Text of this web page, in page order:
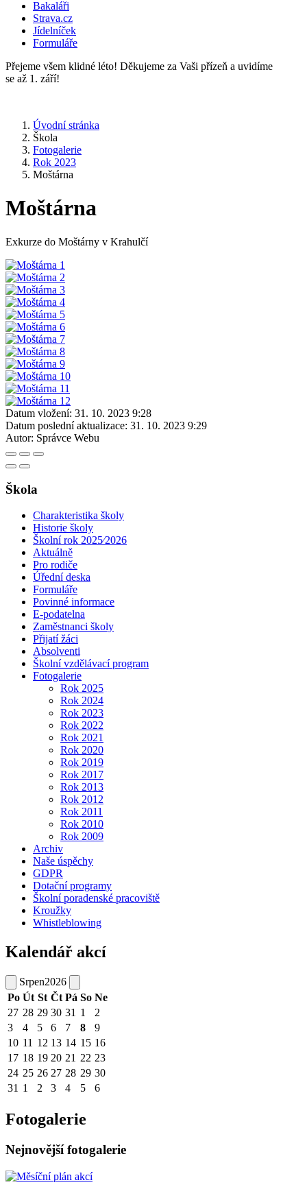
Bakaláři
Strava.cz
Jídelníček
Formuláře
Přejeme všem klidné léto! Děkujeme za Vaši přízeň a uvidíme
se až 1. září!
Úvodní stránka
Škola
Fotogalerie
Rok 2023
Moštárna
Moštárna
Exkurze do Moštárny v Krahulčí
Datum vložení: 31. 10. 2023 9:28
Datum poslední aktualizace: 31. 10. 2023 9:29
Autor: Správce Webu
Škola
Charakteristika školy
Historie školy
Školní rok 2025⁄2026
Aktuálně
Pro rodiče
Úřední deska
Formuláře
Povinné informace
E-podatelna
Zaměstnanci školy
Přijatí žáci
Absolventi
Školní vzdělávací program
Fotogalerie
Rok 2025
Rok 2024
Rok 2023
Rok 2022
Rok 2021
Rok 2020
Rok 2019
Rok 2017
Rok 2013
Rok 2012
Rok 2011
Rok 2010
Rok 2009
Archiv
Naše úspěchy
GDPR
Dotační programy
Školní poradenské pracoviště
Kroužky
Whistleblowing
Kalendář akcí
Srpen2026
Po Út St Čt Pá So Ne
27 28 29 30 31 1
2
3
4 5 6 7 8
9
10 11 12 13 14 15 16
17 18 19 20 21 22 23
24 25 26 27 28 29 30
31 1 2 3 4 5 6
Fotogalerie
Nejnovější fotogalerie